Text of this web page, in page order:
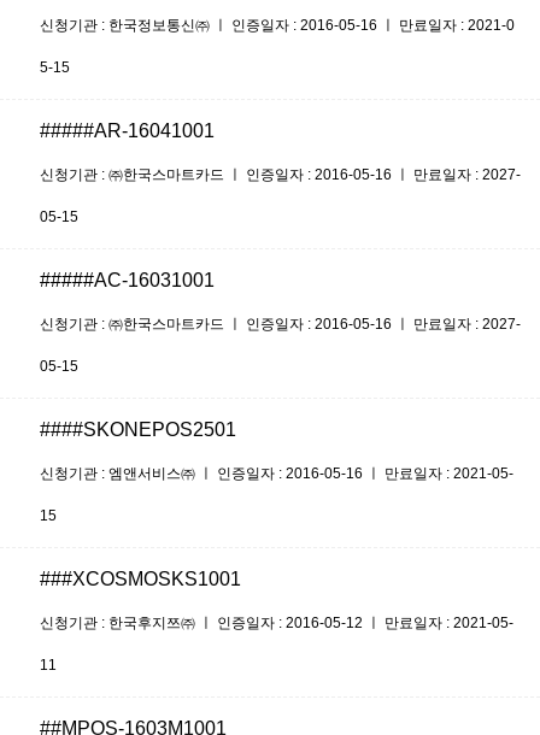
신청기관 : 한국정보통신㈜ ㅣ 인증일자 : 2016-05-16 ㅣ 만료일자 : 2021-0
5-15
#####AR-16041001
신청기관 : ㈜한국스마트카드 ㅣ 인증일자 : 2016-05-16 ㅣ 만료일자 : 2027-
05-15
#####AC-16031001
신청기관 : ㈜한국스마트카드 ㅣ 인증일자 : 2016-05-16 ㅣ 만료일자 : 2027-
05-15
####SKONEPOS2501
신청기관 : 엠앤서비스㈜ ㅣ 인증일자 : 2016-05-16 ㅣ 만료일자 : 2021-05-
15
###XCOSMOSKS1001
신청기관 : 한국후지쯔㈜ ㅣ 인증일자 : 2016-05-12 ㅣ 만료일자 : 2021-05-
11
##MPOS-1603M1001